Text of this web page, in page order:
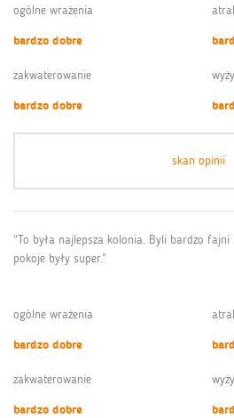
ogólne wrażenia
bardzo dobre
zakwaterowanie
bardzo dobre
skan opinii
“To była najlepsza kolonia. Byli bardzo
pokoje były super.”
ogólne wrażenia
bardzo dobre
zakwaterowanie
bardzo dobre